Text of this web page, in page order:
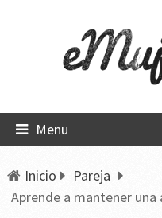
Menu
Inicio
Pareja
Aprende a mantener